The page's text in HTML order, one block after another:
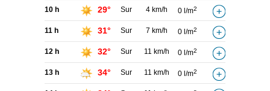
10 h 29° Sur 4 km/h 0 l/m2
11 h 31° Sur 7 km/h 0 l/m2
12 h 32° Sur 11 km/h 0 l/m2
13 h 34° Sur 11 km/h 0 l/m2